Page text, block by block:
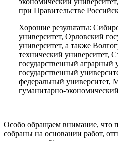
экономический
при Правительстве
Хорошие результаты:
университет, Орловский
университет, а также
технический университет,
государственный аграрный
государственный
федеральный университет,
гуманитарно-
Особо обращаем внимание, что
собраны на основании работ,